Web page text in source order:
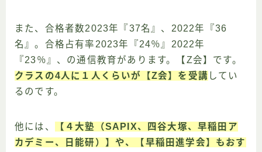
また、合格者数2023年『37名』、2022年『36
名』。合格占有率2023年『24％』2022年
『23％』、の通信教育があります。【Z会】です。
クラスの4人に１人くらいが【Z会】を受講 してい
るのです。
他には、
【４大塾（SAPIX、四谷大塚、早稲田ア
カデミー、日能研）】や、【早稲田進学会】もおす